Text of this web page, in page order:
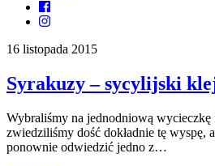
16 listopada 2015
Syrakuzy – sycylijski
Wybraliśmy na jednodniową wycieczkę
zwiedziliśmy dość dokładnie tę wyspę,
ponownie odwiedzić jedno z…